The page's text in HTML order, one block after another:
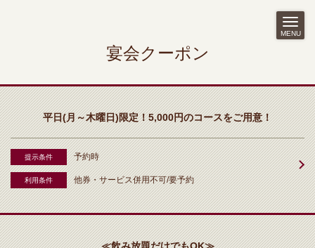
MENU
宴会クーポン
平日(月～木曜日)限定！5,000円のコースをご用意！
提示条件 予約時
利用条件 他券・サービス併用不可/要予約